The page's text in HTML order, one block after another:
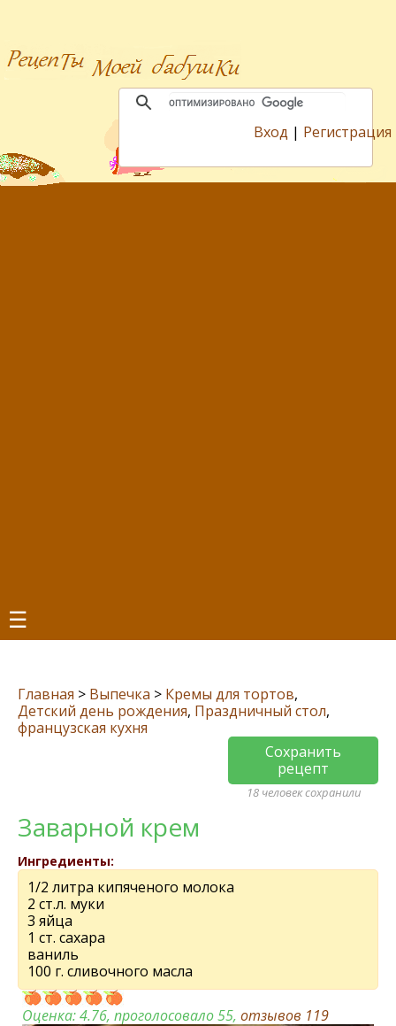
Вход | Регистрация
☰
Главная > Выпечка > Кремы для тортов,
Детский день рождения, Праздничный стол,
французская кухня
Сохранить
рецепт
18 человек сохранили
Заварной крeм
Ингредиенты:
1/2 литра кипячeного молока
2 ст.л. муки
3 яйца
1 ст. сахара
ваниль
100 г. сливочного масла
Оценка:4.76, проголосовало 55, отзывов 119